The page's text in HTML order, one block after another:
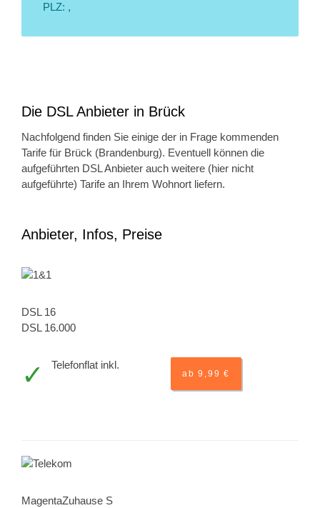
PLZ: ,
Die DSL Anbieter in Brück
Nachfolgend finden Sie einige der in Frage kommenden
Tarife für Brück (Brandenburg). Eventuell können die
aufgeführten DSL Anbieter auch weitere (hier nicht
aufgeführte) Tarife an Ihrem Wohnort liefern.
Anbieter, Infos, Preise
DSL 16
DSL 16.000
Telefonflat inkl.
ab 9,99 €
MagentaZuhause S